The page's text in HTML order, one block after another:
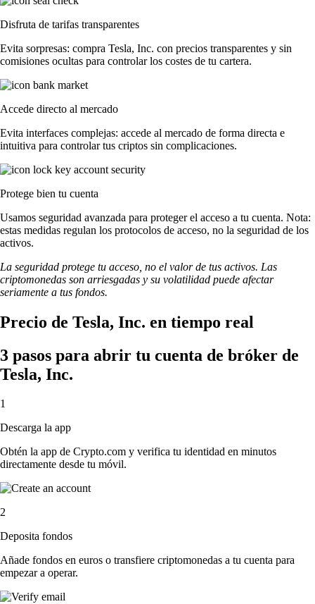
Disfruta de tarifas transparentes
Evita sorpresas: compra Tesla, Inc. con precios transparentes y sin
comisiones ocultas para controlar los costes de tu cartera.
Accede directo al mercado
Evita interfaces complejas: accede al mercado de forma directa e
intuitiva para controlar tus criptos sin complicaciones.
Protege bien tu cuenta
Usamos seguridad avanzada para proteger el acceso a tu cuenta. Nota:
estas medidas regulan los protocolos de acceso, no la seguridad de los
activos.
La seguridad protege tu acceso, no el valor de tus activos. Las
criptomonedas son arriesgadas y su volatilidad puede afectar
seriamente a tus fondos.
Precio de Tesla, Inc. en tiempo real
3 pasos para abrir tu cuenta de bróker de
Tesla, Inc.
1
Descarga la app
Obtén la app de Crypto.com y verifica tu identidad en minutos
directamente desde tu móvil.
2
Deposita fondos
Añade fondos en euros o transfiere criptomonedas a tu cuenta para
empezar a operar.